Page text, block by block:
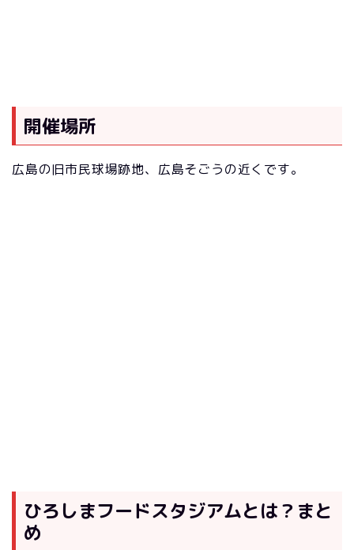
開催場所
広島の旧市民球場跡地、広島そごうの近くです。
ひろしまフードスタジアムとは？まと
め